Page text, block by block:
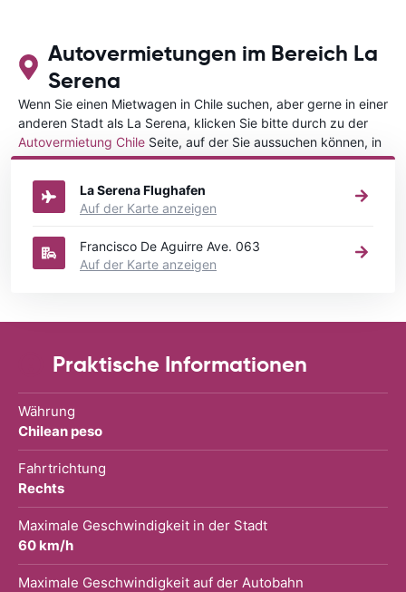
Autovermietungen im Bereich La
Serena
Wenn Sie einen Mietwagen in Chile suchen, aber gerne in einer
anderen Stadt als La Serena, klicken Sie bitte durch zu der
Autovermietung Chile Seite, auf der Sie aussuchen können, in
welcher Stadt in Chile Sie Ihr Fahrzeug mieten wollen.
La Serena Flughafen
Auf der Karte anzeigen
Francisco De Aguirre Ave. 063
Auf der Karte anzeigen
Praktische Informationen
Währung
Chilean peso
Fahrtrichtung
Rechts
Maximale Geschwindigkeit in der Stadt
60 km/h
Maximale Geschwindigkeit auf der Autobahn